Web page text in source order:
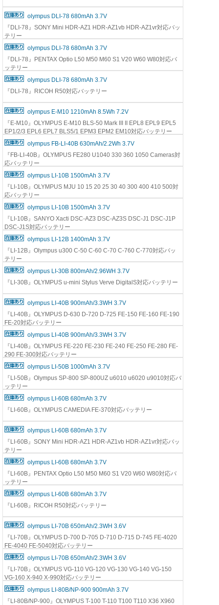
olympus DLI-78 680mAh 3.7V
『DLI-78』SONY Mini HDR-AZ1 HDR-AZ1vb HDR-AZ1vr対応バッ
テリー
olympus DLI-78 680mAh 3.7V
『DLI-78』PENTAX Optio L50 M50 M60 S1 V20 W60 W80対応バ
ッテリー
olympus DLI-78 680mAh 3.7V
『DLI-78』RICOH R50対応バッテリー
olympus E-M10 1210mAh 8.5Wh 7.2V
『E-M10』OLYMPUS E-M10 BLS-50 Mark III II EPL8 EPL9 EPL5
EP1/2/3 EPL6 EPL7 BLS5/1 EPM3 EPM2 EM10対応バッテリー
olympus FB-LI-40B 630mAh/2.2Wh 3.7V
『FB-LI-40B』OLYMPUS FE280 U1040 330 360 1050 Cameras対
応バッテリー
olympus LI-10B 1500mAh 3.7V
『LI-10B』OLYMPUS MJU 10 15 20 25 30 40 300 400 410 500対
応バッテリー
olympus LI-10B 1500mAh 3.7V
『LI-10B』SANYO Xacti DSC-AZ3 DSC-AZ3S DSC-J1 DSC-J1P
DSC-J1S対応バッテリー
olympus LI-12B 1400mAh 3.7V
『LI-12B』Olympus u300 C-50 C-60 C-70 C-760 C-770対応バッ
テリー
olympus LI-30B 800mAh/2.96WH 3.7V
『LI-30B』OLYMPUS u-mini Stylus Verve DigitalS対応バッテリー
olympus LI-40B 900mAh/3.3WH 3.7V
『LI-40B』OLYMPUS D-630 D-720 D-725 FE-150 FE-160 FE-190
FE-20対応バッテリー
olympus LI-40B 900mAh/3.3WH 3.7V
『LI-40B』OLYMPUS FE-220 FE-230 FE-240 FE-250 FE-280 FE-
290 FE-300対応バッテリー
olympus LI-50B 1000mAh 3.7V
『LI-50B』Olympus SP-800 SP-800UZ u6010 u6020 u9010対応バ
ッテリー
olympus LI-60B 680mAh 3.7V
『LI-60B』OLYMPUS CAMEDIA FE-370対応バッテリー
olympus LI-60B 680mAh 3.7V
『LI-60B』SONY Mini HDR-AZ1 HDR-AZ1vb HDR-AZ1vr対応バッ
テリー
olympus LI-60B 680mAh 3.7V
『LI-60B』PENTAX Optio L50 M50 M60 S1 V20 W60 W80対応バ
ッテリー
olympus LI-60B 680mAh 3.7V
『LI-60B』RICOH R50対応バッテリー
olympus LI-70B 650mAh/2.3WH 3.6V
『LI-70B』OLYMPUS D-700 D-705 D-710 D-715 D-745 FE-4020
FE-4040 FE-5040対応バッテリー
olympus LI-70B 650mAh/2.3WH 3.6V
『LI-70B』OLYMPUS VG-110 VG-120 VG-130 VG-140 VG-150
VG-160 X-940 X-990対応バッテリー
olympus LI-80B/NP-900 900mAh 3.7V
『LI-80B/NP-900』OLYMPUS T-100 T-110 T100 T110 X36 X960